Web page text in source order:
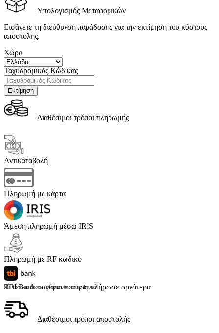
Υπολογισμός Μεταφορικών
Εισάγετε τη διεύθυνση παράδοσης για την εκτίμηση του κόστους
αποστολής.
Χώρα
Ταχυδρομικός Κώδικας
Διαθέσιμοι τρόποι πληρωμής
Αντικαταβολή
Πληρωμή με κάρτα
Άμεση πληρωμή μέσω IRIS
Πληρωμή με RF κωδικό
TBI Bank - αγόρασε τώρα, πλήρωσε αργότερα
Με 4 άτοκες δόσεις (κόστος υπηρεσίας 4 ευρώ)
Διαθέσιμοι τρόποι αποστολής